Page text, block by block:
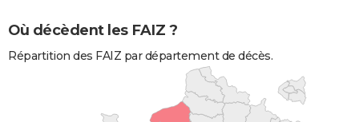
Où décèdent les FAIZ ?
Répartition des FAIZ par département de décès.